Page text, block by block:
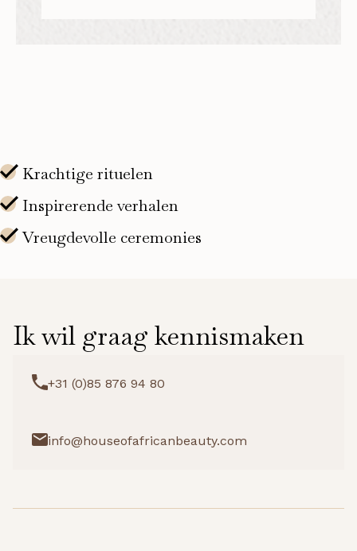
Ik wil graag kennismaken
+31 (0)85 876 94 80
info@houseofafricanbeauty.com